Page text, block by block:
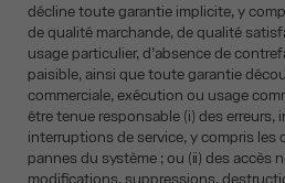
décline toute garantie implicite, y
de qualité marchande, de qualité
usage particulier, d’absence de
paisible, ainsi que toute garantie
commerciale, exécution ou usage
être tenue responsable (i) des erreurs,
interruptions de service, y compris les
pannes du système ; ou (ii) des accès
modifications, suppressions,